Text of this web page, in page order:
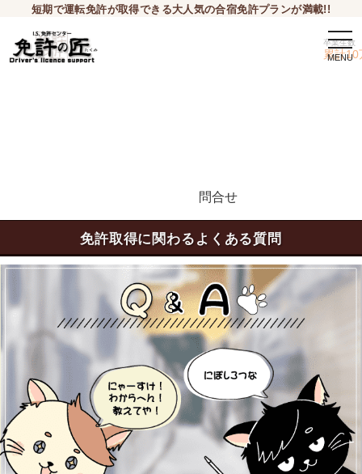
短期で運転免許が取得できる大人気の合宿免許プランが満載!!
卒業生数
累計10
問合せ
免許取得に関わるよくある質問